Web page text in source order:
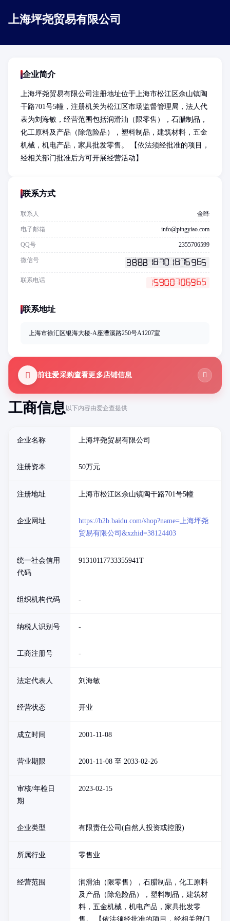
上海坪尧贸易有限公司
工商信息以下内容由爱企查提供
企业名称 上海坪尧贸易有限公司
注册资本 50万元
注册地址 上海市松江区佘山镇陶干路701号5幢
企业网址
https://b2b.baidu.com/shop?name=上海坪尧
贸易有限公司&xzhid=38124403
统一社会信用
代码
91310117733355941T
组织机构代码 -
纳税人识别号 -
工商注册号 -
法定代表人 刘海敏
经营状态 开业
成立时间 2001-11-08
营业期限 2001-11-08 至 2033-02-26
审核/年检日
期
2023-02-15
企业类型 有限责任公司(自然人投资或控股)
所属行业 零售业
经营范围
润滑油（限零售），石腊制品，化工原料
及产品（除危险品），塑料制品，建筑材
料，五金机械，机电产品，家具批发零
售。 【依法须经批准的项目，经相关部门
企业简介
上海坪尧贸易有限公司注册地址位于上海市松江区佘山镇陶
干路701号5幢，注册机关为松江区市场监督管理局，法人代
表为刘海敏，经营范围包括润滑油（限零售），石腊制品，
化工原料及产品（除危险品），塑料制品，建筑材料，五金
机械，机电产品，家具批发零售。 【依法须经批准的项目，
经相关部门批准后方可开展经营活动】
联系方式
联系人 金晔
电子邮箱 info@pingyiao.com
QQ号 2355706599
微信号
联系电话
联系地址
上海市徐汇区银海大楼-A座漕溪路250号A1207室
前往爱采购查看更多店铺信息